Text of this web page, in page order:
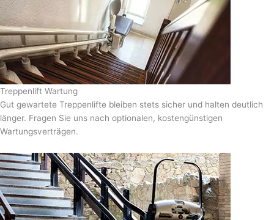
Treppenlift Wartung
Gut gewartete Treppenlifte bleiben stets sicher und halten deutlich
länger. Fragen Sie uns nach optionalen, kostengünstigen
Wartungsverträgen.